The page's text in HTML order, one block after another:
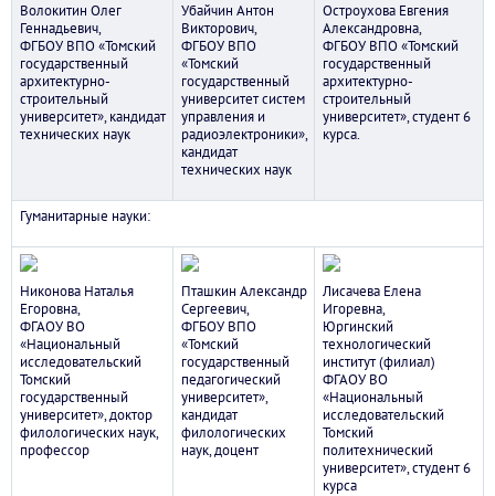
Волокитин Олег
Геннадьевич,
ФГБОУ ВПО «Томский
государственный
архитектурно-
строительный
университет», кандидат
технических наук
Убайчин Антон
Викторович,
ФГБОУ ВПО
«Томский
государственный
университет систем
управления и
радиоэлектроники»,
кандидат
технических наук
Остроухова Евгения
Александровна,
ФГБОУ ВПО «Томский
государственный
архитектурно-
строительный
университет», студент 6
курса.
Гуманитарные науки:
Никонова Наталья
Егоровна,
ФГАОУ ВО
«Национальный
исследовательский
Томский
государственный
университет», доктор
филологических наук,
профессор
Пташкин Александр
Сергеевич,
ФГБОУ ВПО
«Томский
государственный
педагогический
университет»,
кандидат
филологических
наук, доцент
Лисачева Елена
Игоревна,
Юргинский
технологический
институт (филиал)
ФГАОУ ВО
«Национальный
исследовательский
Томский
политехнический
университет», студент 6
курса